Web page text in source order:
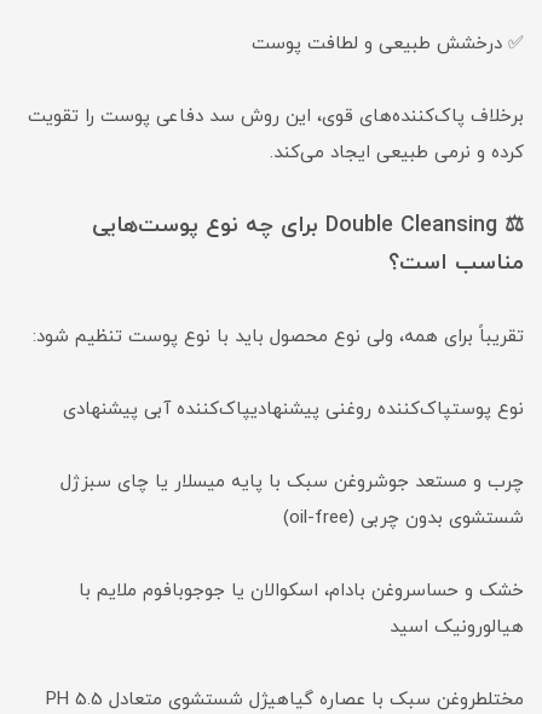
✅ درخشش طبیعی و لطافت پوست
برخلاف پاک‌کننده‌های قوی، این روش سد دفاعی پوست را تقویت
کرده و نرمی طبیعی ایجاد می‌کند.
⚖️ Double Cleansing برای چه نوع پوست‌هایی
مناسب است؟
تقریباً برای همه، ولی نوع محصول باید با نوع پوست تنظیم شود:
نوع پوستپاک‌کننده روغنی پیشنهادیپاک‌کننده آبی پیشنهادی
چرب و مستعد جوشروغن سبک با پایه میسلار یا چای سبزژل
شستشوی بدون چربی (oil-free)
خشک و حساسروغن بادام، اسکوالان یا جوجوبافوم ملایم با
هیالورونیک اسید
مختلطروغن سبک با عصاره گیاهیژل شستشوی متعادل PH 5.5